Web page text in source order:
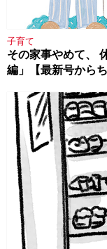
子育て
その家事やめて、
編」【最新号から